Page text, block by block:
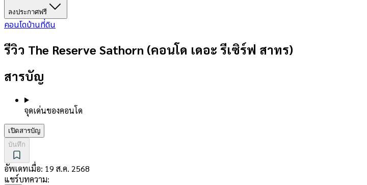
ลงประกาศฟรี
คอนโดบ้านที่ดิน
รีวิว The Reserve Sathorn (คอนโด เดอะ รีเซิร์ฟ สาทร)
สารบัญ
จุดเด่นของคอนโด
เปิดสารบัญ
บันทึก
อัพเดทเมื่อ: 19 ส.ค. 2568
แชร์บทความ: